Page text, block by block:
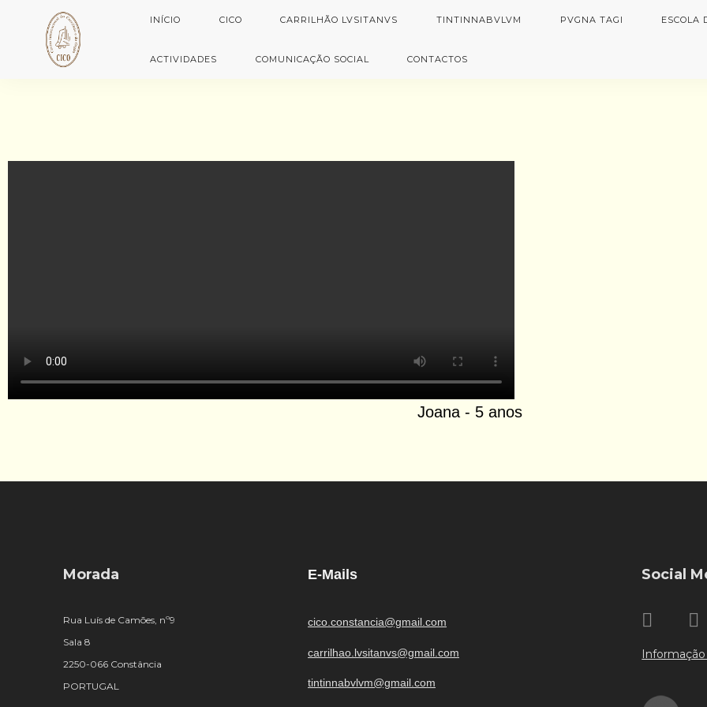
INÍCIO CICO CARRILHÃO LVSITANVS TINTINNABVLVM PVGNA TAGI ESCOLA
ACTIVIDADES COMUNICAÇÃO SOCIAL CONTACTOS
Joana - 5 anos
Morada
Rua Luís de Camões, nº9
Sala 8
2250-066 Constância
PORTUGAL
E-Mails
cico.constancia@gmail.com
carrilhao.lvsitanvs@gmail.com
tintinnabvlvm@gmail.com
Social